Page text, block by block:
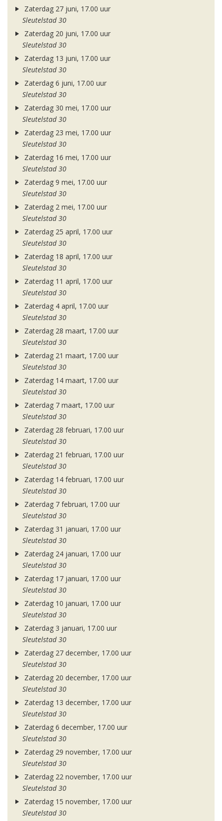
Zaterdag 27 juni, 17.00 uur
Sleutelstad 30
Zaterdag 20 juni, 17.00 uur
Sleutelstad 30
Zaterdag 13 juni, 17.00 uur
Sleutelstad 30
Zaterdag 6 juni, 17.00 uur
Sleutelstad 30
Zaterdag 30 mei, 17.00 uur
Sleutelstad 30
Zaterdag 23 mei, 17.00 uur
Sleutelstad 30
Zaterdag 16 mei, 17.00 uur
Sleutelstad 30
Zaterdag 9 mei, 17.00 uur
Sleutelstad 30
Zaterdag 2 mei, 17.00 uur
Sleutelstad 30
Zaterdag 25 april, 17.00 uur
Sleutelstad 30
Zaterdag 18 april, 17.00 uur
Sleutelstad 30
Zaterdag 11 april, 17.00 uur
Sleutelstad 30
Zaterdag 4 april, 17.00 uur
Sleutelstad 30
Zaterdag 28 maart, 17.00 uur
Sleutelstad 30
Zaterdag 21 maart, 17.00 uur
Sleutelstad 30
Zaterdag 14 maart, 17.00 uur
Sleutelstad 30
Zaterdag 7 maart, 17.00 uur
Sleutelstad 30
Zaterdag 28 februari, 17.00 uur
Sleutelstad 30
Zaterdag 21 februari, 17.00 uur
Sleutelstad 30
Zaterdag 14 februari, 17.00 uur
Sleutelstad 30
Zaterdag 7 februari, 17.00 uur
Sleutelstad 30
Zaterdag 31 januari, 17.00 uur
Sleutelstad 30
Zaterdag 24 januari, 17.00 uur
Sleutelstad 30
Zaterdag 17 januari, 17.00 uur
Sleutelstad 30
Zaterdag 10 januari, 17.00 uur
Sleutelstad 30
Zaterdag 3 januari, 17.00 uur
Sleutelstad 30
Zaterdag 27 december, 17.00 uur
Sleutelstad 30
Zaterdag 20 december, 17.00 uur
Sleutelstad 30
Zaterdag 13 december, 17.00 uur
Sleutelstad 30
Zaterdag 6 december, 17.00 uur
Sleutelstad 30
Zaterdag 29 november, 17.00 uur
Sleutelstad 30
Zaterdag 22 november, 17.00 uur
Sleutelstad 30
Zaterdag 15 november, 17.00 uur
Sleutelstad 30